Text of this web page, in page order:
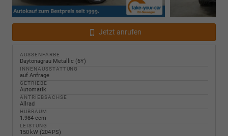
Jetzt anrufen
AUSSENFARBE
Daytonagrau Metallic (6Y)
INNENAUSSTATTUNG
auf Anfrage
GETRIEBE
Automatik
ANTRIEBSACHSE
Allrad
HUBRAUM
1.984 ccm
LEISTUNG
150 kW (204 PS)